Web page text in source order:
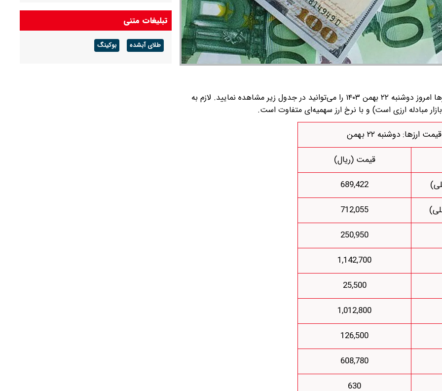
به گزارش گروه رسانه ای شرق؛ قیمت دلار، یورو، پوند و سایر ارز‌ها امروز دوشنبه ۲۲ بهمن ۱۴۰۳ را می‌توانید در جدول زیر مشاهده نمایید. لازم به
مبادله ارزی است) و با نرخ ارز سهمیه‌ای متفاوت است.
ارزها: دوشنبه ۲۲ بهمن
قیمت (ریال)
689,422
712,055
250,950
1,142,700
25,500
1,012,800
126,500
608,780
630
قظعی گاز بجنورد ۱۴ ساعته خواهد بود
شرکت گاز مازندران هشدار داد: برای زمستان آماده
شوید
تبلیغات متنی
طلای آبشده بوکینگ